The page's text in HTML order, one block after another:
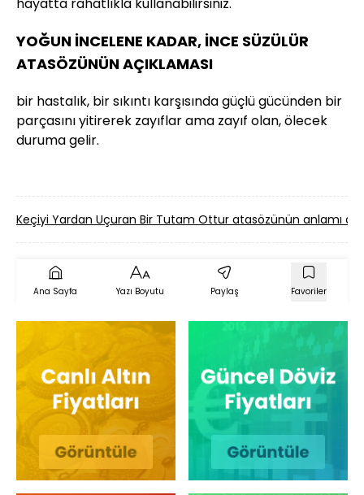
YOĞUN İNCELENE KADAR, İNCE SÜZÜLÜR
ATASÖZÜNÜN AÇIKLAMASI
bir hastalık, bir sıkıntı karşısında güçlü gücünden bir
parçasını yitirerek zayıflar ama zayıf olan, ölecek
duruma gelir.
Keçiyi Yardan Uçuran Bir Tutam Ottur atasözünün anlamı
Ana Sayfa Yazı Boyutu Paylaş Favoriler